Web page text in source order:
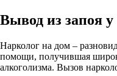
Вывод из запоя
Нарколог на дом –
помощи, получившая
алкоголизма. Вызов